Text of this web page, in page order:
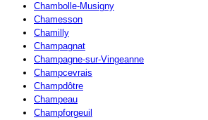
Chambolle-Musigny
Chamesson
Chamilly
Champagnat
Champagne-sur-Vingeanne
Champcevrais
Champdôtre
Champeau
Champforgeuil